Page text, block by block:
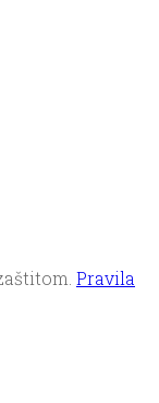
Pravila